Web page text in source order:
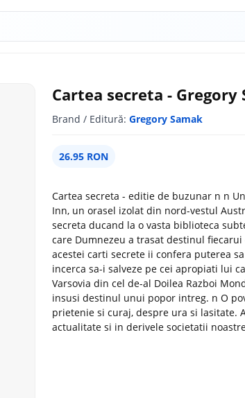
Cartea secreta - Gregory
Brand / Editură: Gregory Samak
26.95 RON
Cartea secreta - editie de buzunar n n
Inn, un orasel izolat din nord-vestul
secreta ducand la o vasta biblioteca
care Dumnezeu a trasat destinul
acestei carti secrete ii confera puterea
incerca sa-i salveze pe cei apropiati lui
Varsovia din cel de-al Doilea Razboi
insusi destinul unui popor intreg. n O
prietenie si curaj, despre ura si lasitate.
actualitate si in derivele societatii